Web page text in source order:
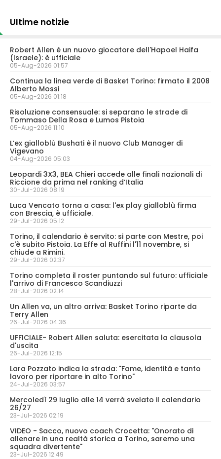
Ultime notizie
Robert Allen è un nuovo giocatore dell'Hapoel Haifa
(Israele): è ufficiale
05-Aug-2026 01:57
Continua la linea verde di Basket Torino: firmato il 2008
Alberto Mossi
05-Aug-2026 01:18
Risoluzione consensuale: si separano le strade di
Tommaso Della Rosa e Lumos Pistoia
05-Aug-2026 11:10
L’ex gialloblù Bushati è il nuovo Club Manager di
Vigevano
04-Aug-2026 05:03
Leopardi 3X3, BEA Chieri accede alle finali nazionali di
Riccione da prima nel ranking d’Italia
30-Jul-2026 08:19
Luca Vencato torna a casa: l'ex play gialloblù firma
con Brescia, è ufficiale.
29-Jul-2026 05:12
Torino, il calendario è servito: si parte con Mestre, poi
c'è subito Pistoia. La Effe al Ruffini l'11 novembre, si
chiude a Rimini.
29-Jul-2026 02:37
Torino completa il roster puntando sul futuro: ufficiale
l'arrivo di Francesco Scandiuzzi
28-Jul-2026 02:14
Un Allen va, un altro arriva: Basket Torino riparte da
Terry Allen
26-Jul-2026 04:36
UFFICIALE- Robert Allen saluta: esercitata la clausola
d'uscita
26-Jul-2026 12:15
Lara Pozzato indica la strada: "Fame, identità e tanto
lavoro per riportare in alto Torino"
24-Jul-2026 03:57
Mercoledì 29 luglio alle 14 verrà svelato il calendario
26/27
23-Jul-2026 02:19
VIDEO - Sacco, nuovo coach Crocetta: "Onorato di
allenare in una realtà storica a Torino, saremo una
squadra divertente"
23-Jul-2026 12:49